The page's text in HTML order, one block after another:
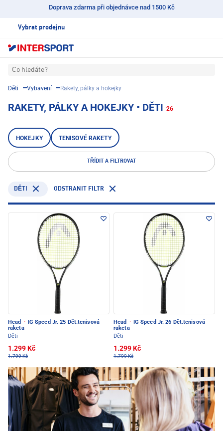
Doprava zdarma při objednávce nad 1500 Kč
Vybrat prodejnu
Co hledáte?
Děti Vybavení Rakety, pálky a hokejky
RAKETY, PÁLKY A HOKEJKY • DĚTI 26
HOKEJKY TENISOVÉ RAKETY
TŘÍDIT A FILTROVAT
DĚTI ODSTRANIT FILTR
Head · IG Speed Jr. 25 Dět.tenisová
raketa
Děti
1.299 Kč
1.799 Kč
Head · IG Speed Jr. 26 Dět.tenisová
raketa
Děti
1.299 Kč
1.799 Kč